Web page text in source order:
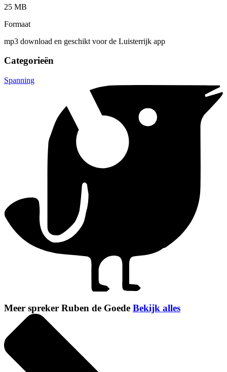
25 MB
Formaat
mp3 download en geschikt voor de Luisterrijk app
Categorieën
Spanning
Meer spreker Ruben de Goede Bekijk alles